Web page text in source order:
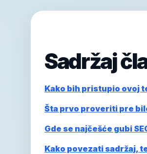
Sadržaj
Kako bih pristupio ovoj
Šta prvo proveriti pre
Gde se najčešće gubi
Kako povezati sadržaj,